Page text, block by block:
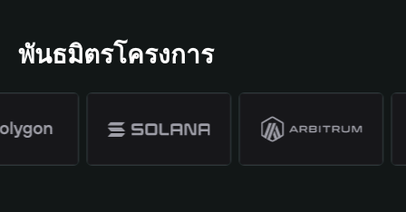
พันธมิตรโครงการ